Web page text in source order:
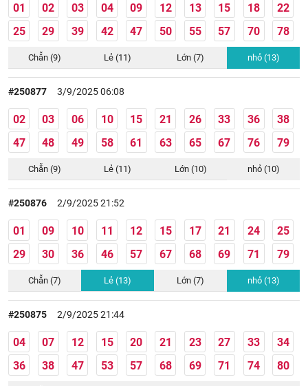
01 02 03 04 09 12 13 15 18
22
25
29 39 42 47 50 55 57 70 78
Chẵn (9) Lẻ (11) Lớn (7) nhỏ (13)
#250877 3/9/2025 06:08
02 03 06 10 15 21 26 33 36
38
47
48 49 58 61 63 65 67 76 79
Chẵn (9) Lẻ (11) Lớn (10) nhỏ (10)
#250876 2/9/2025 21:52
01 09 10 11 12 15 17 21 24
25
29
30 36 46 57 67 68 69 71 79
Chẵn (7) Lẻ (13) Lớn (7) nhỏ (13)
#250875 2/9/2025 21:44
04 07 12 15 20 21 23 27 33
34
36
38 47 53 57 68 69 71 74 80